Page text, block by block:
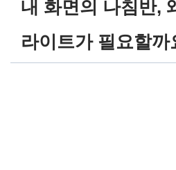
내 화면의 나침반,
라이트가 필요할까